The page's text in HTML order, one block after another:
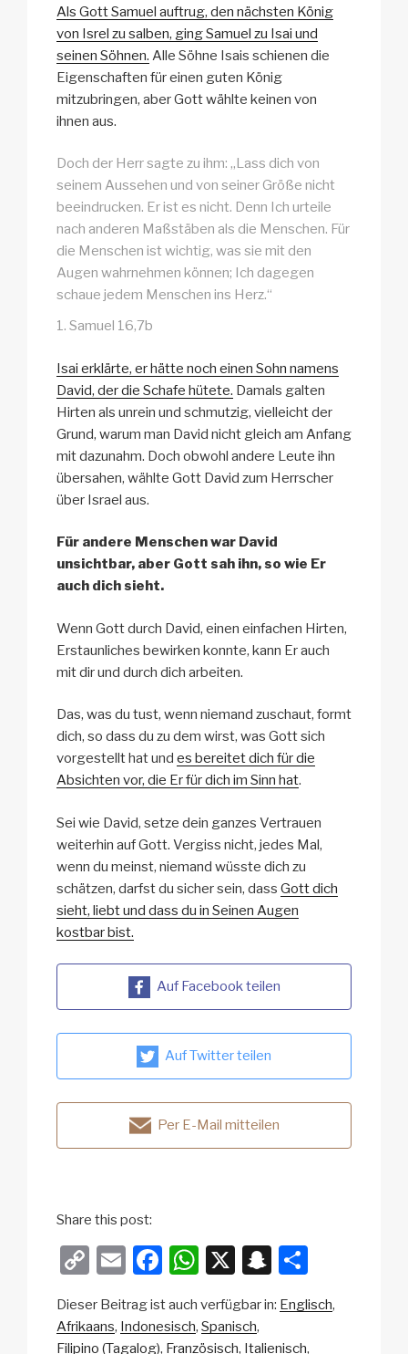
Als Gott Samuel auftrug, den nächsten König
von Isrel zu salben, ging Samuel zu Isai und
seinen Söhnen. Alle Söhne Isais schienen die
Eigenschaften für einen guten König
mitzubringen, aber Gott wählte keinen von
ihnen aus.
Doch der Herr sagte zu ihm: „Lass dich von
seinem Aussehen und von seiner Größe nicht
beeindrucken. Er ist es nicht. Denn Ich urteile
nach anderen Maßstäben als die Menschen. Für
die Menschen ist wichtig, was sie mit den
Augen wahrnehmen können; Ich dagegen
schaue jedem Menschen ins Herz.“
1. Samuel 16,7b
Isai erklärte, er hätte noch einen Sohn namens
David, der die Schafe hütete. Damals galten
Hirten als unrein und schmutzig, vielleicht der
Grund, warum man David nicht gleich am Anfang
mit dazunahm. Doch obwohl andere Leute ihn
übersahen, wählte Gott David zum Herrscher
über Israel aus.
Für andere Menschen war David
unsichtbar, aber Gott sah ihn, so wie Er
auch dich sieht.
Wenn Gott durch David, einen einfachen Hirten,
Erstaunliches bewirken konnte, kann Er auch
mit dir und durch dich arbeiten.
Das, was du tust, wenn niemand zuschaut, formt
dich, so dass du zu dem wirst, was Gott sich
vorgestellt hat und es bereitet dich für die
Absichten vor, die Er für dich im Sinn hat.
Sei wie David, setze dein ganzes Vertrauen
weiterhin auf Gott. Vergiss nicht, jedes Mal,
wenn du meinst, niemand wüsste dich zu
schätzen, darfst du sicher sein, dass Gott dich
sieht, liebt und dass du in Seinen Augen
kostbar bist.
Auf Facebook teilen
Auf Twitter teilen
Per E-Mail mitteilen
Share this post:
C
p
E
ail
F
c
W
at
X
S
a e
Dieser Beitrag ist auch verfügbar in: Englisch
Afrikaans
Indonesisch Spanisch
Filipino (Tagalog) Französisch Italienisch